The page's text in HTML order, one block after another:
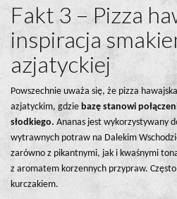
Fakt 3 – Pizza
inspiracja
azjatyckiej
Powszechnie uważa się, że pizza
azjatyckim, gdzie bazę stanowi
słodkiego. Ananas jest wykorzystywany
wytrawnych potraw na Dalekim
zarówno z pikantnymi, jak i kwaśnymi
z aromatem korzennych przypraw.
kurczakiem.